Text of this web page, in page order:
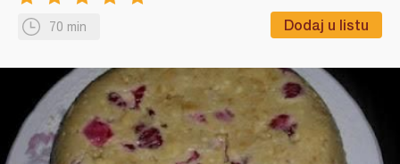
70 min Dodaj u listu